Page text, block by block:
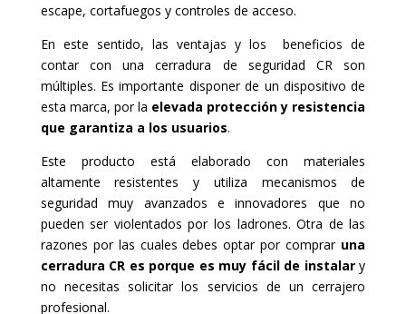
escape, cortafuegos y controles de acceso.
En este sentido, las ventajas y los beneficios de
contar con una cerradura de seguridad CR son
múltiples. Es importante disponer de un dispositivo de
esta marca, por la elevada protección y resistencia
que garantiza a los usuarios.
Este producto está elaborado con materiales
altamente resistentes y utiliza mecanismos de
seguridad muy avanzados e innovadores que no
pueden ser violentados por los ladrones. Otra de las
razones por las cuales debes optar por comprar una
cerradura CR es porque es muy fácil de instalary
no necesitas solicitar los servicios de un cerrajero
profesional.